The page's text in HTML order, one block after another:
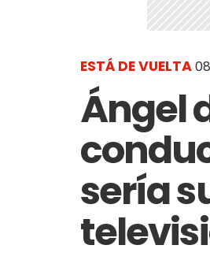
ESTÁ DE VUELTA
Ángel
sería